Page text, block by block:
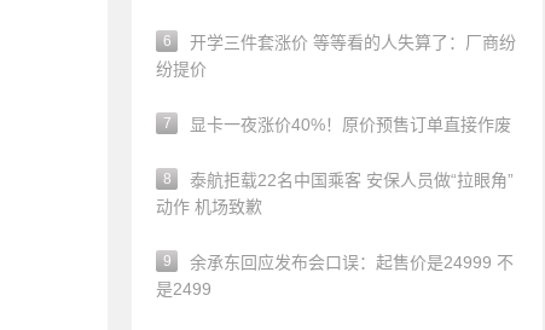
6
开学三件套涨价 等等看的人失算了：厂商纷
纷提价
7 显卡一夜涨价40%！原价预售订单直接作废
8
泰航拒载22名中国乘客 安保人员做“拉眼角”
动作 机场致歉
9
余承东回应发布会口误：起售价是24999 不
是2499